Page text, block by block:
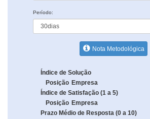
Período:
Nota Metodológica
Índice de Solução
Posição Empresa
Índice de Satisfação (1 a 5)
Posição Empresa
Prazo Médio de Resposta (0 a 10)